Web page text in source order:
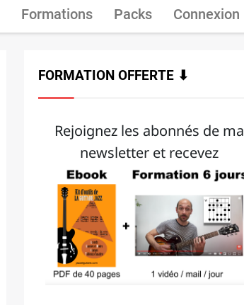
Formations Packs Connexion
FORMATION OFFERTE ⬇
Rejoignez les abonnés de ma
newsletter et recevez